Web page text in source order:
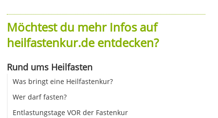
Möchtest du mehr Infos auf
heilfastenkur.de entdecken?
Rund ums Heilfasten
Was bringt eine Heilfastenkur?
Wer darf fasten?
Entlastungstage VOR der Fastenkur